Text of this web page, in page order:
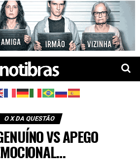
O X DA QUESTÃO
VS APEGO